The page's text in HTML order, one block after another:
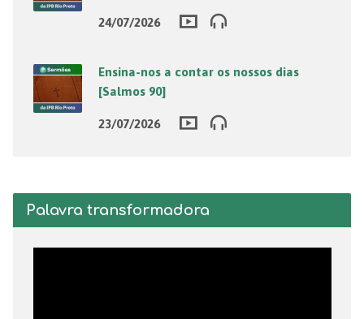
24/07/2026
Ensina-nos a contar os nossos dias
[Salmos 90]
23/07/2026
Palavra transformadora